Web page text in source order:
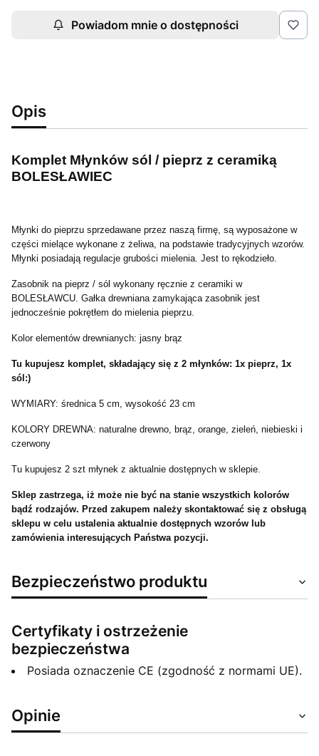
Powiadom mnie o dostępności
Opis
Komplet Młynków sól / pieprz z ceramiką
BOLESŁAWIEC
Młynki do pieprzu sprzedawane przez naszą firmę, są wyposażone w
części mielące wykonane z żeliwa, na podstawie tradycyjnych wzorów.
Młynki posiadają regulacje grubości mielenia. Jest to rękodzieło.
Zasobnik na pieprz / sól wykonany ręcznie z ceramiki w
BOLESŁAWCU. Gałka drewniana zamykająca zasobnik jest
jednocześnie pokrętłem do mielenia pieprzu.
Kolor elementów drewnianych: jasny brąz
Tu kupujesz komplet, składający się z 2 młynków: 1x pieprz, 1x
sól:)
WYMIARY: średnica 5 cm, wysokość 23 cm
KOLORY DREWNA: naturalne drewno, brąz, orange, zieleń, niebieski i
czerwony
Tu kupujesz 2 szt młynek z aktualnie dostępnych w sklepie.
Sklep zastrzega, iż może nie być na stanie wszystkich kolorów
bądź rodzajów. Przed zakupem należy skontaktować się z obsługą
sklepu w celu ustalenia aktualnie dostępnych wzorów lub
zamówienia interesujących Państwa pozycji.
Bezpieczeństwo produktu
Certyfikaty i ostrzeżenie
bezpieczeństwa
Posiada oznaczenie CE (zgodność z normami UE).
Opinie